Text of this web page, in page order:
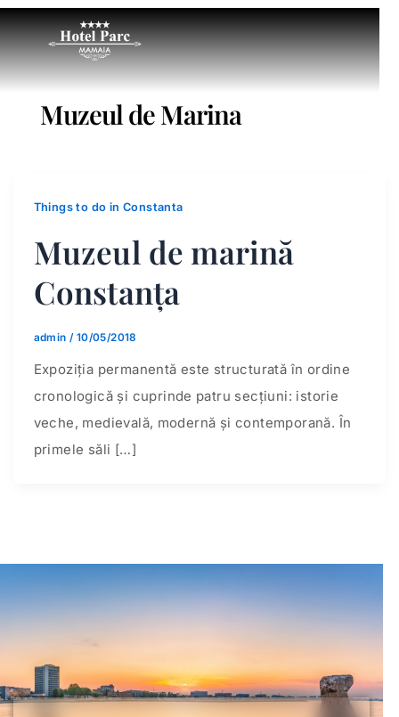
Muzeul de Marina
Things to do in Constanta
Muzeul de marină
Constanța
admin / 10/05/2018
Expoziția permanentă este structurată în ordine
cronologică și cuprinde patru secțiuni: istorie
veche, medievală, modernă și contemporană. În
primele săli […]